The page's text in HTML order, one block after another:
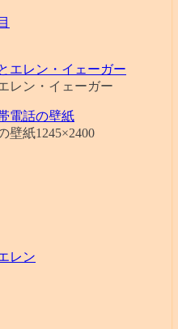
レン・イェーガー
壁紙1245×2400